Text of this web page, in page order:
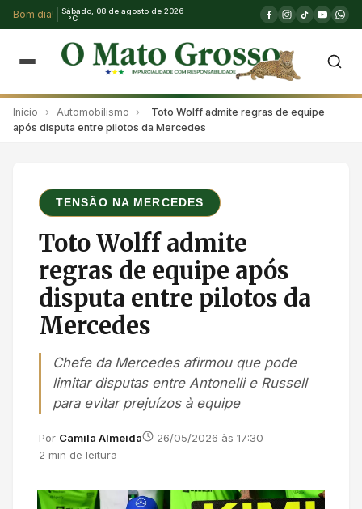
Bom dia!
Sábado, 08 de agosto de 2026
--°C
Início › Automobilismo ›
Toto Wolff admite regras de equipe
após disputa entre pilotos da Mercedes
TENSÃO NA MERCEDES
Toto Wolff admite
regras de equipe após
disputa entre pilotos da
Mercedes
Chefe da Mercedes afirmou que pode
limitar disputas entre Antonelli e Russell
para evitar prejuízos à equipe
Por Camila Almeida
26/05/2026 às 17:30
2 min de leitura